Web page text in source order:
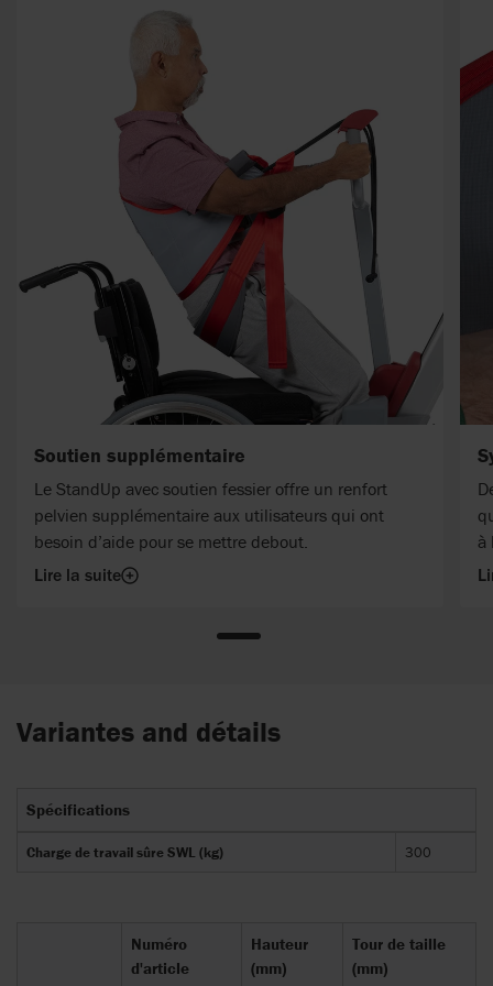
Soutien supplémentaire
Le StandUp avec soutien fessier offre un renfort
pelvien supplémentaire aux utilisateurs qui ont
besoin d’aide pour se mettre debout.
Lire la suite
à
Variantes and détails
Spécifications
Charge de travail sûre SWL (kg) 300
Numéro
d'article
Hauteur
(mm)
Tour de taille
(mm)